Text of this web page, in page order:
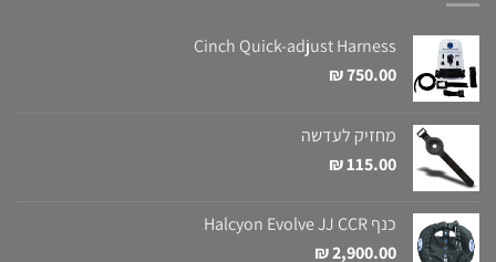
Cinch Quick-adjust Harness
₪750.00
מחזיק לעדשה
₪115.00
כנף Halcyon Evolve JJ CCR
₪2,900.00